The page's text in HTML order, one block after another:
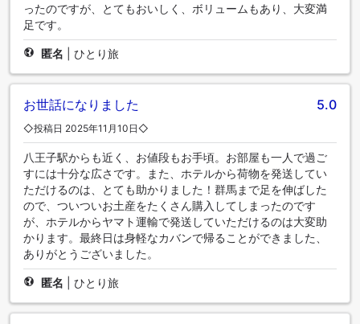
ったのですが、とてもおいしく、ボリュームもあり、大変満
足です。
匿名 ひとり旅
お世話になりました 5.0
◇投稿日 2025年11月10日◇
八王子駅からも近く、お値段もお手頃。お部屋も一人で過ご
すには十分な広さです。また、ホテルから荷物を発送してい
ただけるのは、とても助かりました！群馬まで足を伸ばした
ので、ついついお土産をたくさん購入してしまったのです
が、ホテルからヤマト運輸で発送していただけるのは大変助
かります。最終日は身軽なカバンで帰ることができました、
ありがとうございました。
匿名 ひとり旅